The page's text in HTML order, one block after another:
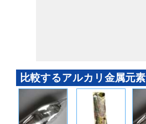
比較するアルカリ金属元素